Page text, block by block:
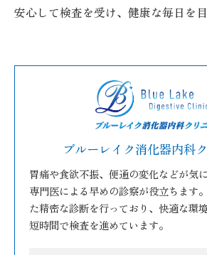
安心して検査を受け、健康な毎日を
ブルーレイク消化器内科
胃痛や食欲不振、便通の変化などが気
専門医による早めの診察が役立ちます
た精密な診断を行っており、快適な環
短時間で検査を進めています。